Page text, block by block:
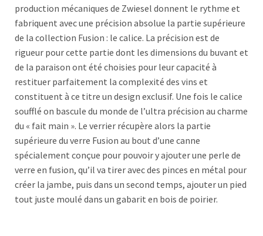
production mécaniques de Zwiesel donnent le rythme et
fabriquent avec une précision absolue la partie supérieure
de la collection Fusion : le calice. La précision est de
rigueur pour cette partie dont les dimensions du buvant et
de la paraison ont été choisies pour leur capacité à
restituer parfaitement la complexité des vins et
constituent à ce titre un design exclusif. Une fois le calice
soufflé on bascule du monde de l’ultra précision au charme
du « fait main ». Le verrier récupère alors la partie
supérieure du verre Fusion au bout d’une canne
spécialement conçue pour pouvoir y ajouter une perle de
verre en fusion, qu’il va tirer avec des pinces en métal pour
créer la jambe, puis dans un second temps, ajouter un pied
tout juste moulé dans un gabarit en bois de poirier.